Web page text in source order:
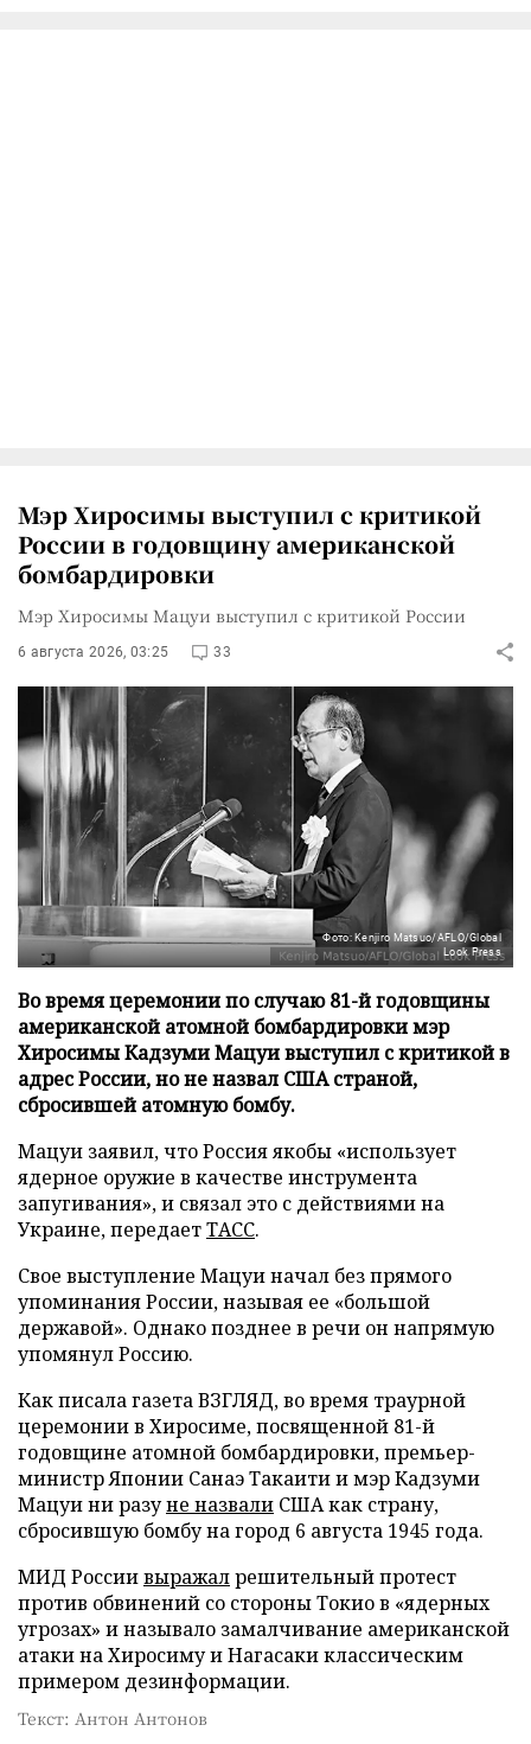
Мэр Хиросимы выступил с критикой
России в годовщину американской
бомбардировки
Мэр Хиросимы Мацуи выступил с критикой России
6 августа 2026, 03:25 33
Фото: Kenjiro Matsuo/AFLO/Global
Look Press
Во время церемонии по случаю 81-й годовщины
американской атомной бомбардировки мэр
Хиросимы Кадзуми Мацуи выступил с критикой в
адрес России, но не назвал США страной,
сбросившей атомную бомбу.
Мацуи заявил, что Россия якобы «использует
ядерное оружие в качестве инструмента
запугивания», и связал это с действиями на
Украине, передаетТАСС.
Свое выступление Мацуи начал без прямого
упоминания России, называя ее «большой
державой». Однако позднее в речи он напрямую
упомянул Россию.
Как писала газета ВЗГЛЯД, во время траурной
церемонии в Хиросиме, посвященной 81-й
годовщине атомной бомбардировки, премьер-
министр Японии Санаэ Такаити и мэр Кадзуми
Мацуи ни разуне назвали США как страну,
сбросившую бомбу на город 6 августа 1945 года.
МИД Россиивыражалрешительный протест
против обвинений со стороны Токио в «ядерных
угрозах» и называло замалчивание американской
атаки на Хиросиму и Нагасаки классическим
примером дезинформации.
Текст: Антон Антонов